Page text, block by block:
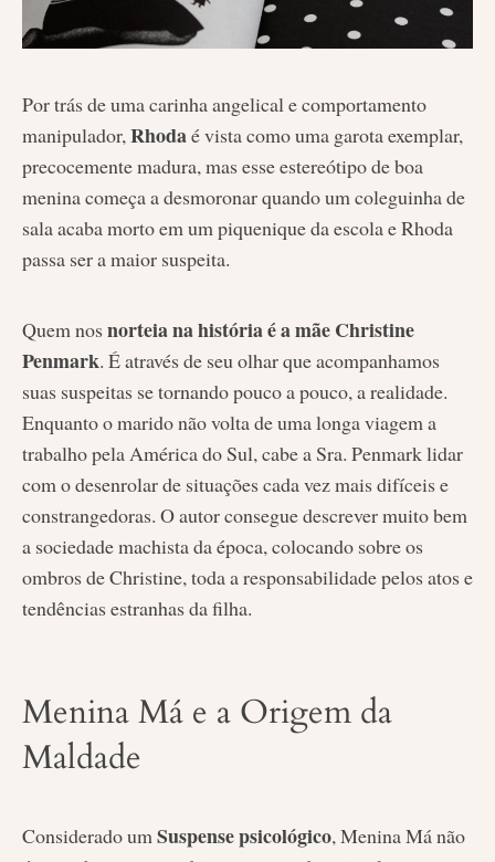
Por trás de uma carinha angelical e comportamento
manipulador, Rhodaé vista como uma garota exemplar,
precocemente madura, mas esse estereótipo de boa
menina começa a desmoronar quando um coleguinha de
sala acaba morto em um piquenique da escola e Rhoda
passa ser a maior suspeita.
Quem nos norteia na história é a mãe Christine
Penmark. É através de seu olhar que acompanhamos
suas suspeitas se tornando pouco a pouco, a realidade.
Enquanto o marido não volta de uma longa viagem a
trabalho pela América do Sul, cabe a Sra. Penmark lidar
com o desenrolar de situações cada vez mais difíceis e
constrangedoras. O autor consegue descrever muito bem
a sociedade machista da época, colocando sobre os
ombros de Christine, toda a responsabilidade pelos atos e
tendências estranhas da filha.
Menina Má e a Origem da
Maldade
Considerado umSuspense psicológico, Menina Má não